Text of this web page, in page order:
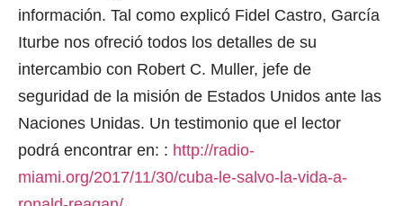
información. Tal como explicó Fidel Castro, García
Iturbe nos ofreció todos los detalles de su
intercambio con Robert C. Muller, jefe de
seguridad de la misión de Estados Unidos ante las
Naciones Unidas. Un testimonio que el lector
podrá encontrar en: : http://radio-
miami.org/2017/11/30/cuba-le-salvo-la-vida-a-